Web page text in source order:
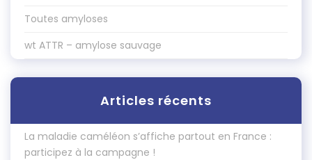
Toutes amyloses
wt ATTR – amylose sauvage
Articles récents
La maladie caméléon s’affiche partout en France :
participez à la campagne !